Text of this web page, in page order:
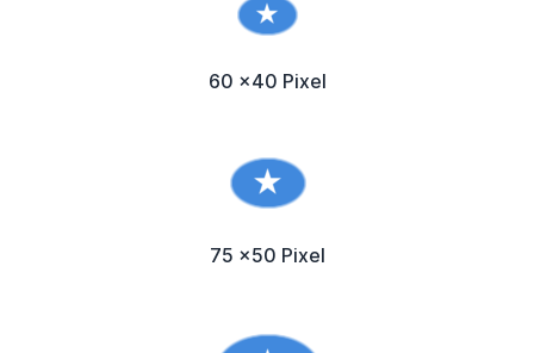
60 x40 Pixel
75 x50 Pixel